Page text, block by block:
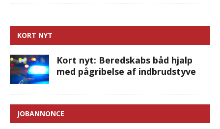
KORT NYT
Kort nyt: Beredskabs båd hjalp
med pågribelse af indbrudstyve
JOBANNONCE